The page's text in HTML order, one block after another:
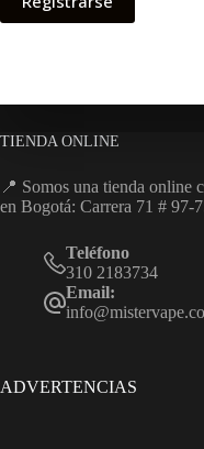
TIENDA ONLINE
📍 Somos una tienda online
en Bogotá: Carrera 71 # 97-
Teléfono
310 2183734
Email:
ADVERTENCIAS